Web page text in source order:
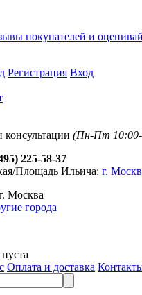
Регистрация Вход
консультации (Пн-Пт 10:00-
225-58-37
Площадь Ильича: г.
Москва
города
Оплата и доставка